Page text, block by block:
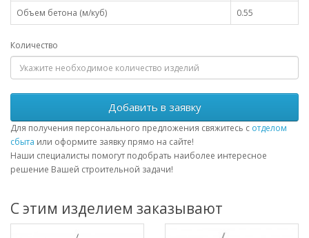
Объем бетона (м/куб)
0.55
Количество
Добавить в заявку
Для получения персонального предложения свяжитесь с отделом
сбыта или оформите заявку прямо на сайте!
Наши специалисты помогут подобрать наиболее интересное
решение Вашей строительной задачи!
С этим изделием заказывают